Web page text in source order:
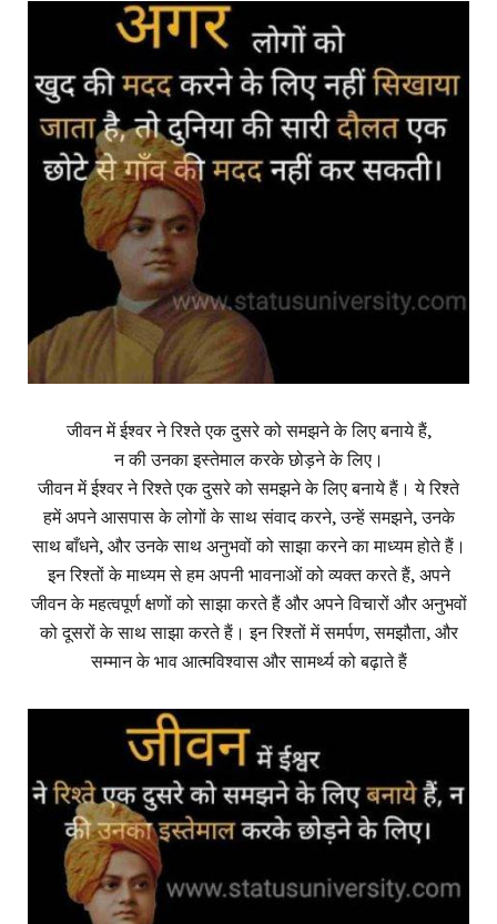
जीवन में ईश्वर ने रिश्ते एक दुसरे को समझने के लिए बनाये हैं,
न की उनका इस्तेमाल करके छोड़ने के लिए।
जीवन में ईश्वर ने रिश्ते एक दुसरे को समझने के लिए बनाये हैं। ये रिश्ते
हमें अपने आसपास के लोगों के साथ संवाद करने, उन्हें समझने, उनके
साथ बाँधने, और उनके साथ अनुभवों को साझा करने का माध्यम होते हैं।
इन रिश्तों के माध्यम से हम अपनी भावनाओं को व्यक्त करते हैं, अपने
जीवन के महत्वपूर्ण क्षणों को साझा करते हैं और अपने विचारों और अनुभवों
को दूसरों के साथ साझा करते हैं। इन रिश्तों में समर्पण, समझौता, और
सम्मान के भाव आत्मविश्वास और सामर्थ्य को बढ़ाते हैं